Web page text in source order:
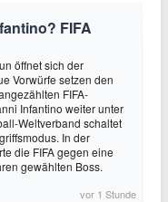
FIFA
öffnet sich der
Vorwürfe setzen den
FIFA-
Infantino weiter unter
Weltverband schaltet
In der
die FIFA gegen eine
gewählten Boss.
vor 1 Stunde